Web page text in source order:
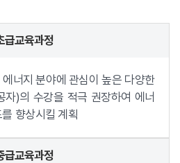
급교육과정
너지 분야에 관심이 높은 다양한
자)의 수강을 적극 권장하여 에너
향상시킬 계획
급교육과정